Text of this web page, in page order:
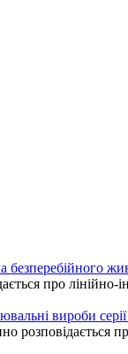
безперебійного
про лінійно-
вироби
розповідається